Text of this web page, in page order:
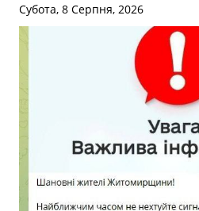
Субота, 8 Серпня, 2026